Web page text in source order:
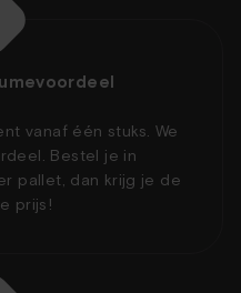
vanaf één stuks. We
Bestel je in
pallet, dan krijg je de
prijs!